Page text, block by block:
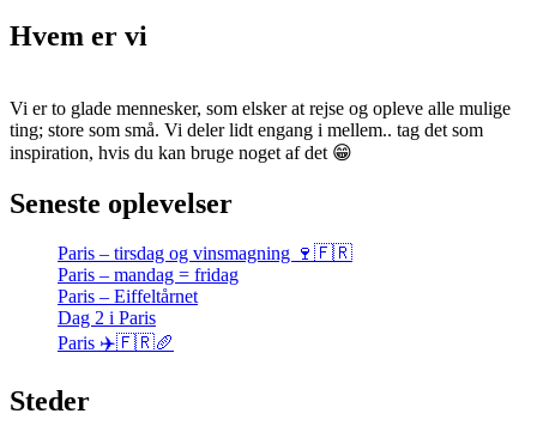
Hvem er vi
Vi er to glade mennesker, som elsker at rejse og opleve alle mulige
ting; store som små. Vi deler lidt engang i mellem.. tag det som
inspiration, hvis du kan bruge noget af det 😁
Seneste oplevelser
Paris – tirsdag og vinsmagning 🍷🇫🇷
Paris – mandag = fridag
Paris – Eiffeltårnet
Dag 2 i Paris
Paris ✈️🇫🇷🥖
Steder